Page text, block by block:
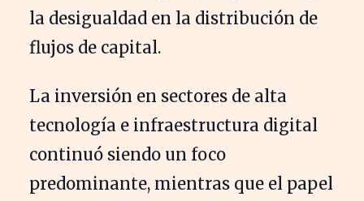
la desigualdad en la distribución de
flujos de capital.
La inversión en sectores de alta
tecnología e infraestructura digital
continuó siendo un foco
predominante, mientras que el papel